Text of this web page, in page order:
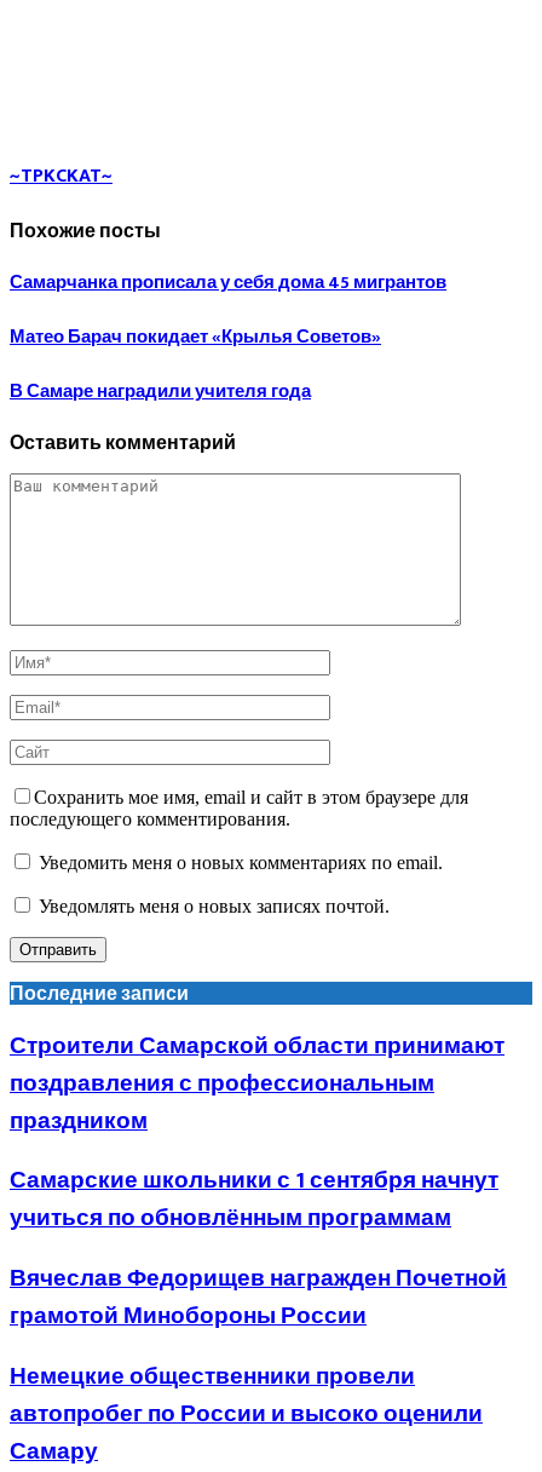
~TPKCKAT~
Похожие посты
Самарчанка прописала у себя дома 45 мигрантов
Матео Барач покидает «Крылья Советов»
В Самаре наградили учителя года
Оставить комментарий
Сохранить мое имя, email и сайт в этом браузере для
последующего комментирования.
Уведомить меня о новых комментариях по email.
Уведомлять меня о новых записях почтой.
Последние записи
Строители Самарской области принимают
поздравления с профессиональным
праздником
Самарские школьники с 1 сентября начнут
учиться по обновлённым программам
Вячеслав Федорищев награжден Почетной
грамотой Минобороны России
Немецкие общественники провели
автопробег по России и высоко оценили
Самару